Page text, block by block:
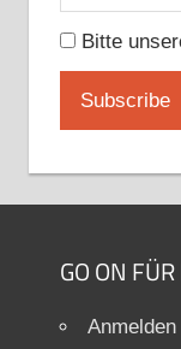
Bitte
GO ON
Anmelden